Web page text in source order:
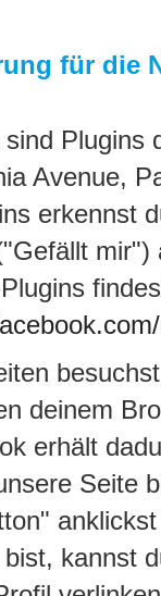
für die
Plugins
Avenue,
erkennst
deinem
erhält
Seite
kannst